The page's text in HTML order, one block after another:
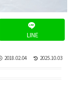
LINE
2018.02.04 2025.10.03